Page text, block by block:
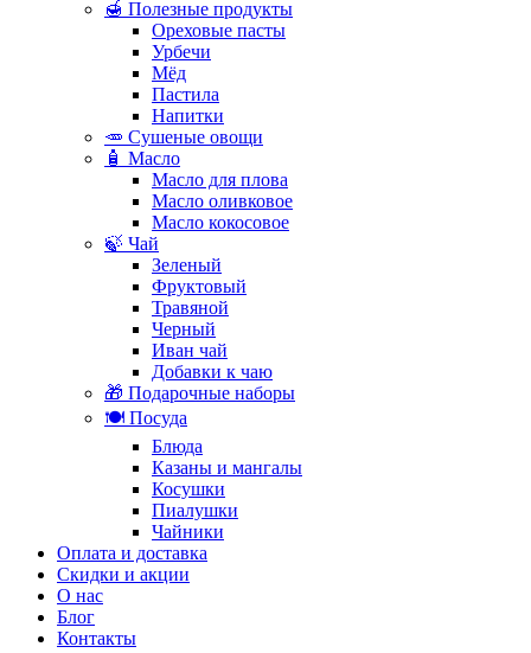
🍯 Полезные продукты
Ореховые пасты
Урбечи
Мёд
Пастила
Напитки
🥕 Сушеные овощи
🧴 Масло
Масло для плова
Масло оливковое
Масло кокосовое
🍃 Чай
Зеленый
Фруктовый
Травяной
Черный
Иван чай
Добавки к чаю
🎁 Подарочные наборы
🍽️ Посуда
Блюда
Казаны и мангалы
Косушки
Пиалушки
Чайники
Оплата и доставка
Скидки и акции
О нас
Блог
Контакты